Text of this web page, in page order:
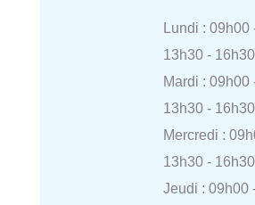
Lundi : 09h00
13h30 - 16h30
Mardi : 09h00
13h30 - 16h30
Mercredi :
13h30 - 16h30
Jeudi : 09h00